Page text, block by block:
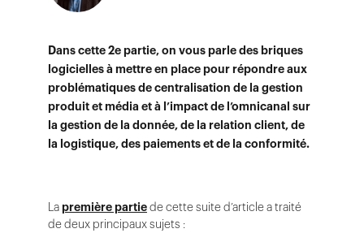
Dans cette 2e partie, on vous parle des briques
logicielles à mettre en place pour répondre aux
problématiques de centralisation de la gestion
produit et média et à l’impact de l’omnicanal sur
la gestion de la donnée, de la relation client, de
la logistique, des paiements et de la conformité.
Lapremière partiede cette suite d’article a traité
de deux principaux sujets :